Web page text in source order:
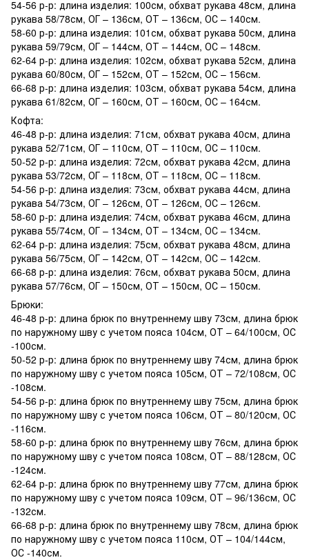
54-56 р-р: длина изделия: 100см, обхват рукава 48см, длина
рукава 58/78см, ОГ – 136см, ОТ – 136см, ОС – 140см.
58-60 р-р: длина изделия: 101см, обхват рукава 50см, длина
рукава 59/79см, ОГ – 144см, ОТ – 144см, ОС – 148см.
62-64 р-р: длина изделия: 102см, обхват рукава 52см, длина
рукава 60/80см, ОГ – 152см, ОТ – 152см, ОС – 156см.
66-68 р-р: длина изделия: 103см, обхват рукава 54см, длина
рукава 61/82см, ОГ – 160см, ОТ – 160см, ОС – 164см.
Кофта:
46-48 р-р: длина изделия: 71см, обхват рукава 40см, длина
рукава 52/71см, ОГ – 110см, ОТ – 110см, ОС – 110см.
50-52 р-р: длина изделия: 72см, обхват рукава 42см, длина
рукава 53/72см, ОГ – 118см, ОТ – 118см, ОС – 118см.
54-56 р-р: длина изделия: 73см, обхват рукава 44см, длина
рукава 54/73см, ОГ – 126см, ОТ – 126см, ОС – 126см.
58-60 р-р: длина изделия: 74см, обхват рукава 46см, длина
рукава 55/74см, ОГ – 134см, ОТ – 134см, ОС – 134см.
62-64 р-р: длина изделия: 75см, обхват рукава 48см, длина
рукава 56/75см, ОГ – 142см, ОТ – 142см, ОС – 142см.
66-68 р-р: длина изделия: 76см, обхват рукава 50см, длина
рукава 57/76см, ОГ – 150см, ОТ – 150см, ОС – 150см.
Брюки:
46-48 р-р: длина брюк по внутреннему шву 73см, длина брюк
по наружному шву с учетом пояса 104см, ОТ – 64/100см, ОС
-100см.
50-52 р-р: длина брюк по внутреннему шву 74см, длина брюк
по наружному шву с учетом пояса 105см, ОТ – 72/108см, ОС
-108см.
54-56 р-р: длина брюк по внутреннему шву 75см, длина брюк
по наружному шву с учетом пояса 106см, ОТ – 80/120см, ОС
-116см.
58-60 р-р: длина брюк по внутреннему шву 76см, длина брюк
по наружному шву с учетом пояса 108см, ОТ – 88/128см, ОС
-124см.
62-64 р-р: длина брюк по внутреннему шву 77см, длина брюк
по наружному шву с учетом пояса 109см, ОТ – 96/136см, ОС
-132см.
66-68 р-р: длина брюк по внутреннему шву 78см, длина брюк
по наружному шву с учетом пояса 110см, ОТ – 104/144см,
ОС -140см.